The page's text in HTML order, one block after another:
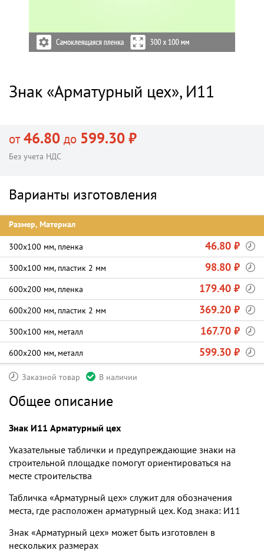
Знак «Арматурный цех», И11
от46.80 до 599.30 ₽
Без учета НДС
Варианты изготовления
Размер, Материал
300х100 мм, пленка 46.80 ₽
300х100 мм, пластик 2 мм 98.80 ₽
600х200 мм, пленка 179.40 ₽
600х200 мм, пластик 2 мм 369.20 ₽
300х100 мм, металл 167.70 ₽
600х200 мм, металл 599.30 ₽
Заказной товар В наличии
Общее описание
Знак И11 Арматурный цех
Указательные таблички и предупреждающие знаки на
строительной площадке помогут ориентироваться на
месте строительства
Табличка «Арматурный цех» служит для обозначения
места, где расположен арматурный цех. Код знака: И11
Знак «Арматурный цех» может быть изготовлен в
нескольких размерах